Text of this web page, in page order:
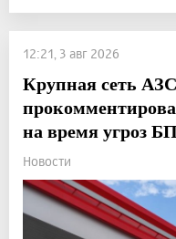
12:21, 3 авг 2026
Крупная сеть
на время угроз
Новости